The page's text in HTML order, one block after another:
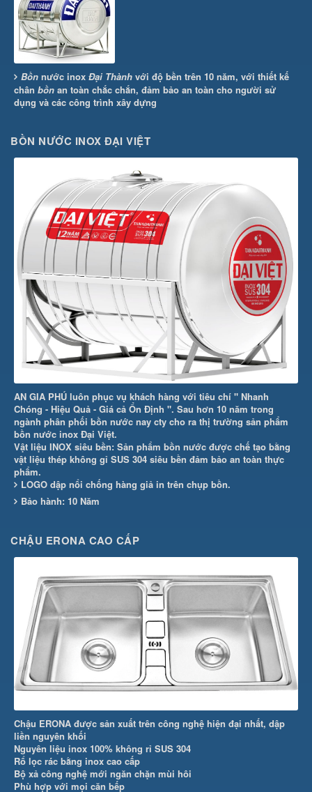
Bồn nước inox Đại Thành với độ bền trên 10 năm, với thiết kế
chân bồn an toàn chắc chắn, đảm bảo an toàn cho người sử
dụng và các công trình xây dựng
BỒN NƯỚC INOX ĐẠI VIỆT
AN GIA PHÚ luôn phục vụ khách hàng với tiêu chí " Nhanh
Chóng - Hiệu Quả - Giá cả Ổn Định ". Sau hơn 10 năm trong
ngành phân phối bồn nước nay cty cho ra thị trường sản phẩm
bồn nước inox Đại Việt.
Vật liệu INOX siêu bền: Sản phẩm bồn nước được chế tạo bằng
vật liệu thép không gỉ SUS 304 siêu bền đảm bảo an toàn thực
phẩm.
LOGO dập nổi chống hàng giả in trên chụp bồn.
Bảo hành: 10 Năm
CHẬU ERONA CAO CẤP
Chậu ERONA được sản xuất trên công nghệ hiện đại nhất, dập
liền nguyên khối
Nguyên liệu inox 100% không rỉ SUS 304
Rổ lọc rác bằng inox cao cấp
Bộ xả công nghệ mới ngăn chặn mùi hôi
Phù hợp với mọi căn bếp